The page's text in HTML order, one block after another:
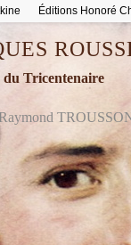
Éditions Honoré
Tricentenaire
TROUSSON